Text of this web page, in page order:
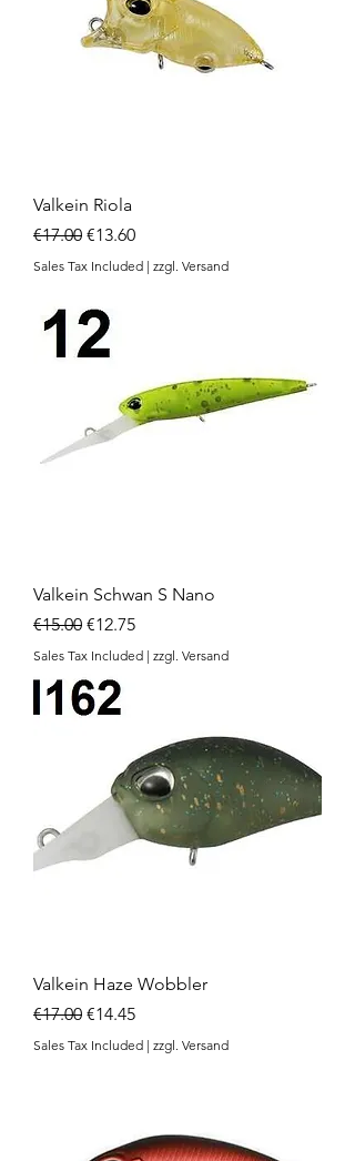
Valkein Riola
Regular Price
€17.00 Sale Price
€13.60
Sales Tax Included | zzgl. Versand
Valkein Schwan S Nano
Regular Price
€15.00 Sale Price
€12.75
Sales Tax Included | zzgl. Versand
Valkein Haze Wobbler
Regular Price
€17.00 Sale Price
€14.45
Sales Tax Included | zzgl. Versand